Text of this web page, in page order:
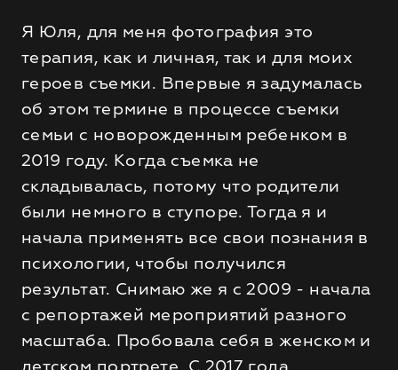
Я Юля, для меня фотография это
терапия, как и личная, так и для моих
героев съемки. Впервые я задумалась
об этом термине в процессе съемки
семьи с новорожденным ребенком в
2019 году. Когда съемка не
складывалась, потому что родители
были немного в ступоре. Тогда я и
начала применять все свои познания в
психологии, чтобы получился
результат. Снимаю же я с 2009 - начала
с репортажей мероприятий разного
масштаба. Пробовала себя в женском и
детском портрете. С 2017 года